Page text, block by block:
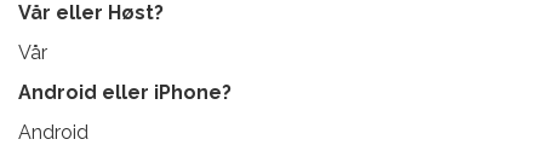
Vår eller Høst?
Vår
Android eller iPhone?
Android